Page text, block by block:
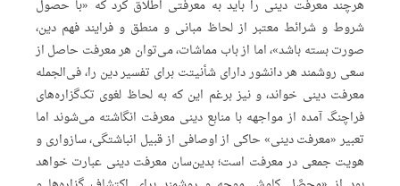
هرچند معرفت دینی را باید به معرفتی اطلاق کرد که «با حصول
شروط و شرائط معتبر از لحاظ مبانی و منطق و فرایند فهم دین،
صورت بسته باشد»، اما از باب مماشات، می‌توان هر معرفت حاصل از
سعی روشمند هر دانشور دارای شأنیتت برای تفسیر دین را، فی‌الجمله
معرفت دینی خواند، و نیز برغم این که به لحاظ لغوی تک‌گزاره‌های
فراچنگ آمده از مواجهه با منابع دینی معرفت‌ انگاشته می‌شوند اما
تعبیر «معرفت دینی» حاکی از اوصافی از قبیل انباشتگی، سازواری و
هویت جمعی در معرفت است؛ بدین‌سان معرفت دینی عبارت خواهد